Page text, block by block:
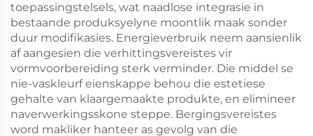
toepassingstelsels, wat naadlose integrasie in
bestaande produksyelyne moontlik maak sonder
duur modifikasies. Energieverbruik neem aansienlik
af aangesien die verhittingsvereistes vir
vormvoorbereiding sterk verminder. Die middel se
nie-vaskleurf eienskappe behou die estetiese
gehalte van klaargemaakte produkte, en elimineer
naverwerkingsskone steppe. Bergingsvereistes
word makliker hanteer as gevolg van die